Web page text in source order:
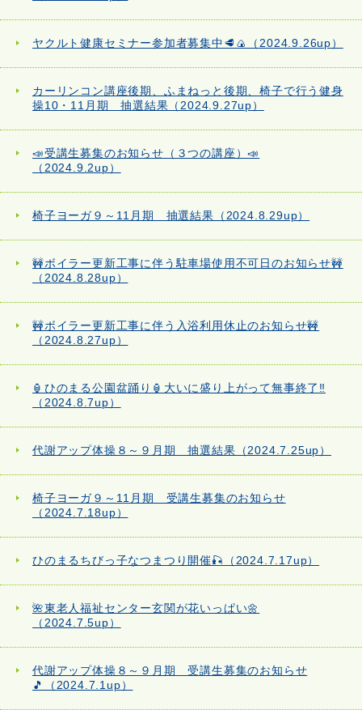
ヤクルト健康セミナー参加者募集中🥩🍙（2024.9.26up）
カーリンコン講座後期、ふまねっと後期、椅子で行う健身
操10・11月期 抽選結果（2024.9.27up）
📣受講生募集のお知らせ（３つの講座）📣
（2024.9.2up）
椅子ヨーガ９～11月期 抽選結果（2024.8.29up）
🚧ボイラー更新工事に伴う駐車場使用不可日のお知らせ🚧
（2024.8.28up）
🚧ボイラー更新工事に伴う入浴利用休止のお知らせ🚧
（2024.8.27up）
🏮ひのまる公園盆踊り🏮大いに盛り上がって無事終了‼
（2024.8.7up）
代謝アップ体操８～９月期 抽選結果（2024.7.25up）
椅子ヨーガ９～11月期 受講生募集のお知らせ
（2024.7.18up）
ひのまるちびっ子なつまつり開催🎣（2024.7.17up）
🌺東老人福祉センター玄関が花いっぱい🌼
（2024.7.5up）
代謝アップ体操８～９月期 受講生募集のお知らせ
🎵（2024.7.1up）